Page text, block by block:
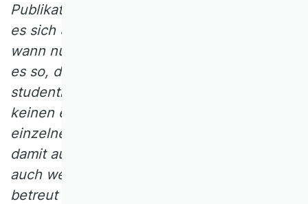
Publikationen zu sein. Wann aber handelt
es sich um eine echte Koautorenschaft und
wann nur um eine „Ehrenautorenschaft“? Ist
es so, dass Betreuer von (auch:
studentischen) Qualifikationsarbeiten, die
keinen expliziten Beitrag (z.B. Schreiben
einzelner Abschnitte) übernommen haben,
damit auch keine Autorenrechte besitzen,
auch wenn sie die Arbeiten sehr intensiv
betreut haben und zum Beispiel an der